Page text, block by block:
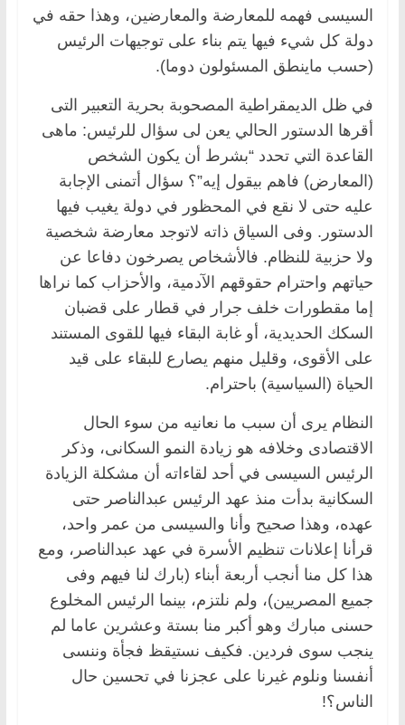
السيسى فهمه للمعارضة والمعارضين، وهذا حقه في
دولة كل شيء فيها يتم بناء على توجيهات الرئيس
(حسب ماينطق المسئولون دوما).
في ظل الديمقراطية المصحوبة بحرية التعبير التى
أقرها الدستور الحالي يعن لى سؤال للرئيس: ماهى
القاعدة التي تحدد “بشرط أن يكون الشخص
(المعارض) فاهم بيقول إيه”؟ سؤال أتمنى الإجابة
عليه حتى لا نقع في المحظور في دولة يغيب فيها
الدستور. وفى السياق ذاته لاتوجد معارضة شخصية
ولا حزبية للنظام. فالأشخاص يصرخون دفاعا عن
حياتهم واحترام حقوقهم الآدمية، والأحزاب كما نراها
إما مقطورات خلف جرار في قطار على قضبان
السكك الحديدية، أو غابة البقاء فيها للقوى المستند
على الأقوى، وقليل منهم يصارع للبقاء على قيد
الحياة (السياسية) باحترام.
النظام يرى أن سبب ما نعانيه من سوء الحال
الاقتصادى وخلافه هو زيادة النمو السكانى، وذكر
الرئيس السيسى في أحد لقاءاته أن مشكلة الزيادة
السكانية بدأت منذ عهد الرئيس عبدالناصر حتى
عهده، وهذا صحيح وأنا والسيسى من عمر واحد،
قرأنا إعلانات تنظيم الأسرة في عهد عبدالناصر، ومع
هذا كل منا أنجب أربعة أبناء (بارك لنا فيهم وفى
جميع المصريين)، ولم نلتزم، بينما الرئيس المخلوع
حسنى مبارك وهو أكبر منا بستة وعشرين عاما لم
ينجب سوى فردين. فكيف نستيقظ فجأة وننسى
أنفسنا ونلوم غيرنا على عجزنا في تحسين حال
الناس؟!